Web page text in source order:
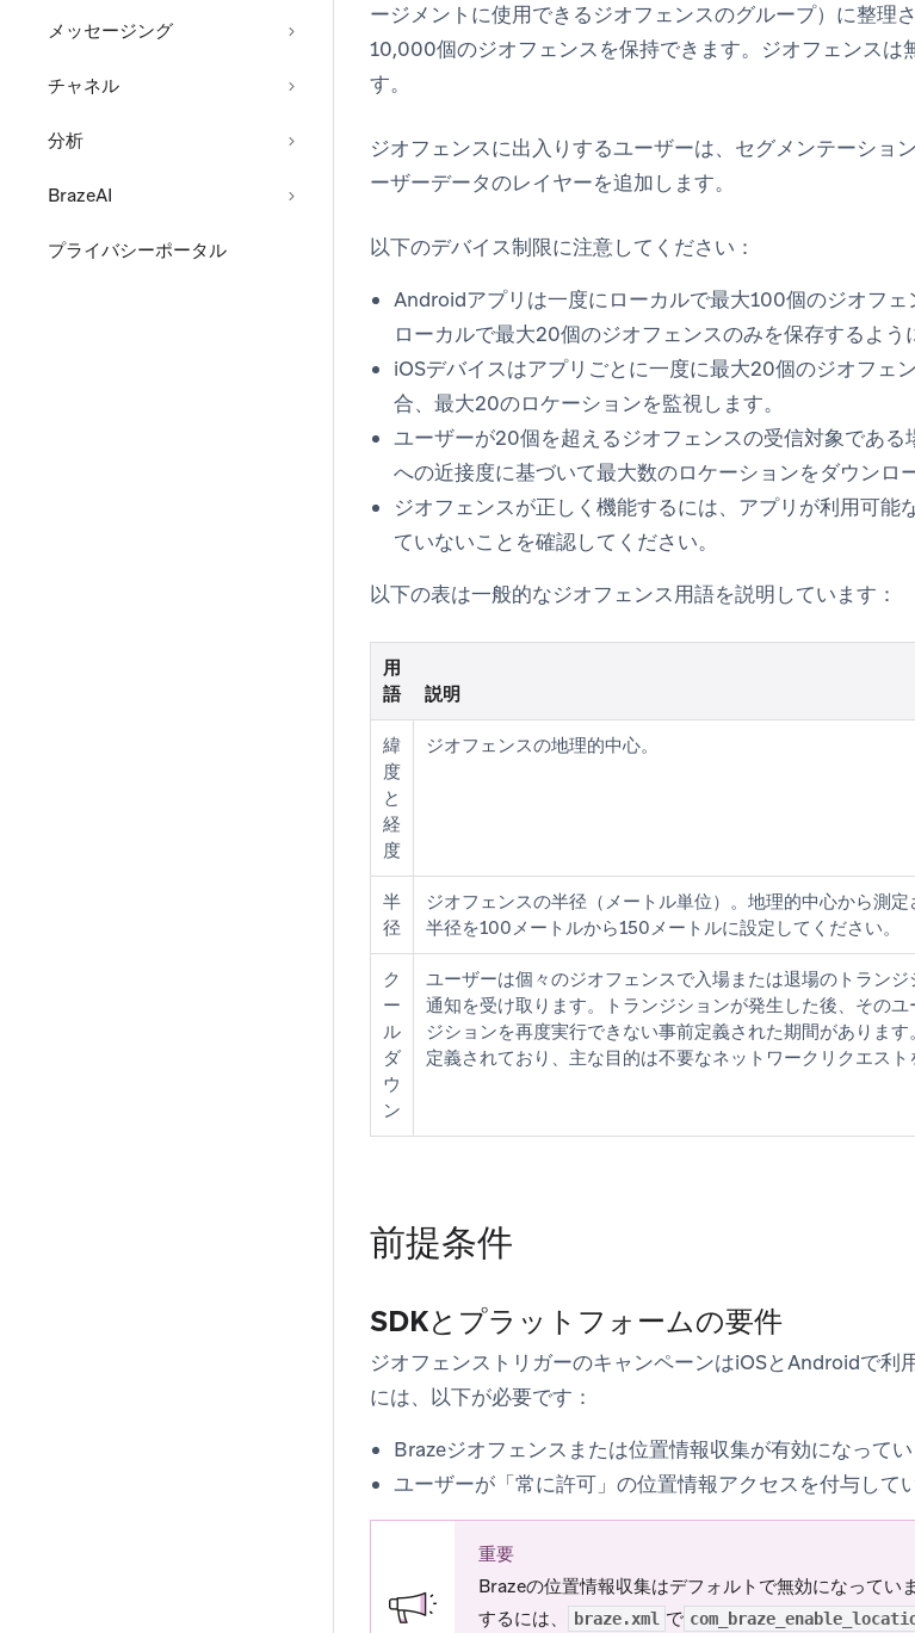
メッセージング
チャネル
分析
BrazeAI
プライバシーポータル
ージメントに使用できるジオフェンスのグループ）に整理
10,000個のジオフェンスを保持できます。ジオフェンスは
す。
ジオフェンスに出入りするユーザーは、セグメンテーショ
ーザーデータのレイヤーを追加します。
以下のデバイス制限に注意してください：
Androidアプリは一度にローカルで最大100個のジオフ
ローカルで最大20個のジオフェンスのみを保存するよう
iOSデバイスはアプリごとに一度に最大20個のジオフェ
合、最大20のロケーションを監視します。
ユーザーが20個を超えるジオフェンスの受信対象であ
への近接度に基づいて最大数のロケーションをダウンロ
ジオフェンスが正しく機能するには、アプリが利用可能
ていないことを確認してください。
以下の表は一般的なジオフェンス用語を説明しています：
用
語
説明
緯
度
と
経
度
ジオフェンスの地理的中心。
半
径
ジオフェンスの半径（メートル単位）。地理的中心から測
半径を100メートルから150メートルに設定してください。
ク
ー
ル
ダ
ウ
ン
ユーザーは個々のジオフェンスで入場または退場のトラン
通知を受け取ります。トランジションが発生した後、その
ジションを再度実行できない事前定義された期間がありま
定義されており、主な目的は不要なネットワークリクエスト
前提条件
SDKとプラットフォームの要件
ジオフェンストリガーのキャンペーンはiOSとAndroidで利
には、以下が必要です：
Brazeジオフェンスまたは位置情報収集が有効になってい
ユーザーが「常に許可」の位置情報アクセスを付与して
重要
Brazeの位置情報収集はデフォルトで無効になって
するには、
braze.xml で